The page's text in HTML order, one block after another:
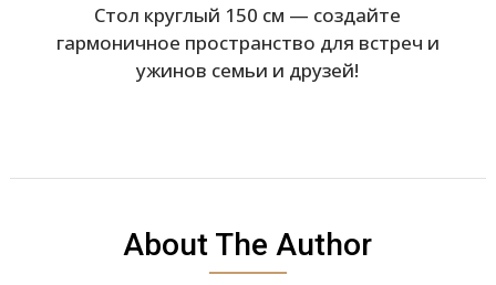
Стол круглый 150 см — создайте
гармоничное пространство для встреч и
ужинов семьи и друзей!
About The Author